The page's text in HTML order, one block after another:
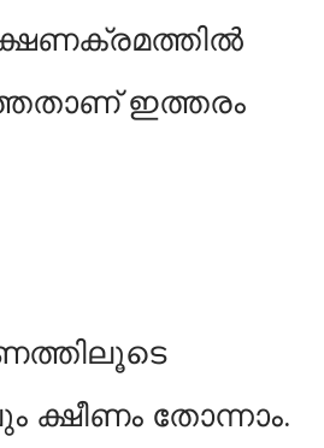
ഇത്തരം
ക്ഷീണം തോന്നാം.